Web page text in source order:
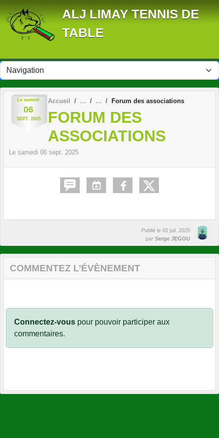
ALJ LIMAY TENNIS DE
TABLE
Le samedi
06
SEPT. 2025
Accueil Forum des associations
FORUM DES
ASSOCIATIONS
Le samedi 06 sept. 2025
Publié le 02 juil. 2025
par Serge JEGOU
COMMENTEZ L’ÉVÈNEMENT
Connectez-vous pour pouvoir participer aux
commentaires.
Panneau de gestion des cookies